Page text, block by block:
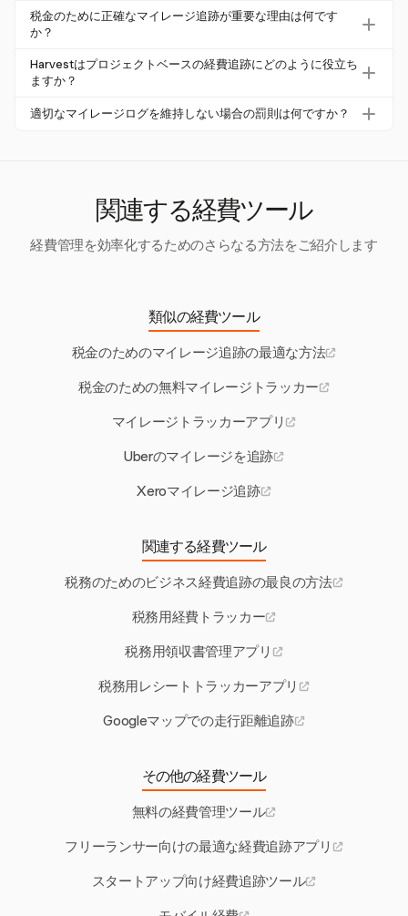
グは提供されていませんが、他のプロジェクトベースのコ
ストと一緒にマイレージを記録することができます。
包括的なマイレージログには、日付、出発地と目的地、オ
ドメーターの読み取り、走行距離、各旅行のビジネス目的
ことも推奨されます。
税金のために正確なマイレージ追跡が重要な理由は何です
か？
正確なマイレージ追跡は、税控除を最大化し、コンプライ
アンスを確保するために重要です。多くの小規模企業の
れにより年間数千ドルの控除を失う可能性があります。
Harvestはプロジェクトベースの経費追跡にどのように役立ち
ますか？
Harvestは、企業がマイレージを含むさまざまな経費を手
適切なマイレージログを維持しない場合の罰則は何ですか？
関連する経費ツール
経費管理を効率化するためのさらなる方法をご紹介します
類似の経費ツール
税金のためのマイレージ追跡の最適な方法
税金のための無料マイレージトラッカー
マイレージトラッカーアプリ
Uberのマイレージを追跡
Xeroマイレージ追跡
関連する経費ツール
税務のためのビジネス経費追跡の最良の方法
税務用経費トラッカー
税務用領収書管理アプリ
税務用レシートトラッカーアプリ
Googleマップでの走行距離追跡
その他の経費ツール
無料の経費管理ツール
フリーランサー向けの最適な経費追跡アプリ
スタートアップ向け経費追跡ツール